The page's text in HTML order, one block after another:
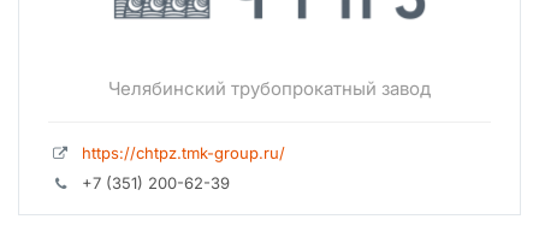
Челябинский трубопрокатный завод
https://chtpz.tmk-group.ru/
+7 (351) 200-62-39